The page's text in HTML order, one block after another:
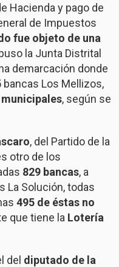
Hacienda y pago de
de Impuestos
fue objeto de una
la Junta Distrital
demarcación donde
bancas Los Mellizos,
, según se
, del Partido de la
otro de los
829 bancas, a
La Solución, todas
495 de éstas no
que tiene la Lotería
del diputado de la